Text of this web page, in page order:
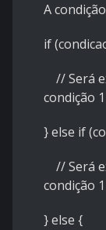
A
if
// Será
condição
} else if
// Será
condição
} else {